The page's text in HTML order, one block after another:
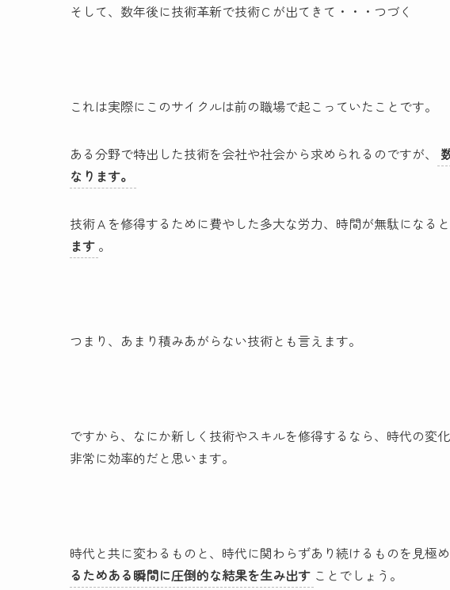
そして、数年後に技術革新で技術Ｃが出てきて・・・つづく
これは実際にこのサイクルは前の職場で起こっていたことです。
ある分野で特出した技術を会社や社会から求められるのですが、
なります。
技術Ａを修得するために費やした多大な労力、時間が無駄になると
ます 。
つまり、あまり積みあがらない技術とも言えます。
ですから、なにか新しく技術やスキルを修得するなら、時代の変
非常に効率的だと思います。
時代と共に変わるものと、時代に関わらずあり続けるものを見極め
るためある瞬間に圧倒的な結果を生み出す ことでしょう。